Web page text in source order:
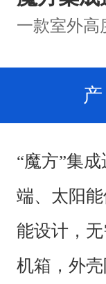
一款室外高
“魔方”集
端、太阳
能设计，
机箱，外